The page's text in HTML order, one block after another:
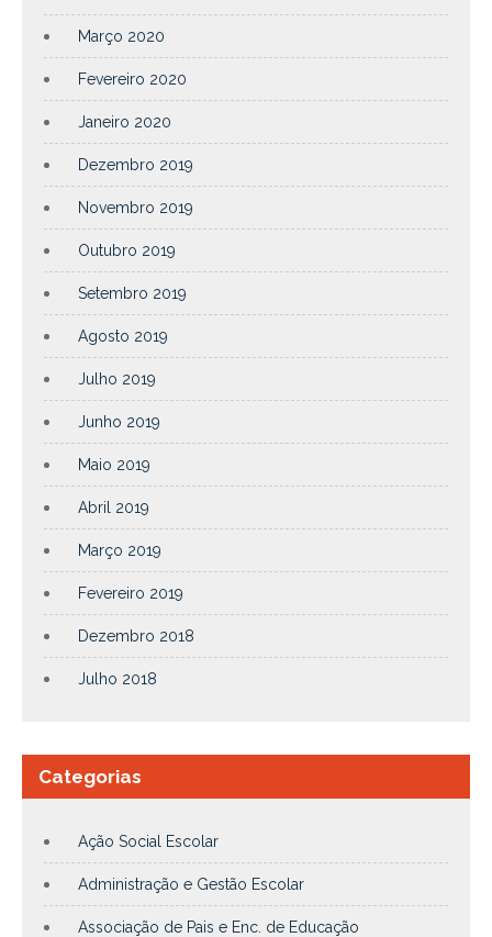
Março 2020
Fevereiro 2020
Janeiro 2020
Dezembro 2019
Novembro 2019
Outubro 2019
Setembro 2019
Agosto 2019
Julho 2019
Junho 2019
Maio 2019
Abril 2019
Março 2019
Fevereiro 2019
Dezembro 2018
Julho 2018
Categorias
Ação Social Escolar
Administração e Gestão Escolar
Associação de Pais e Enc. de Educação